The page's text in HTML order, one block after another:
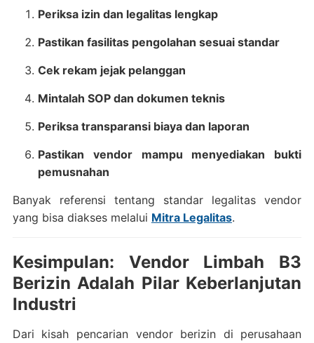
Periksa izin dan legalitas lengkap
Pastikan fasilitas pengolahan sesuai standar
Cek rekam jejak pelanggan
Mintalah SOP dan dokumen teknis
Periksa transparansi biaya dan laporan
Pastikan vendor mampu menyediakan bukti
pemusnahan
Banyak referensi tentang standar legalitas vendor
yang bisa diakses melalui Mitra Legalitas.
Kesimpulan: Vendor Limbah B3
Berizin Adalah Pilar Keberlanjutan
Industri
Dari kisah pencarian vendor berizin di perusahaan